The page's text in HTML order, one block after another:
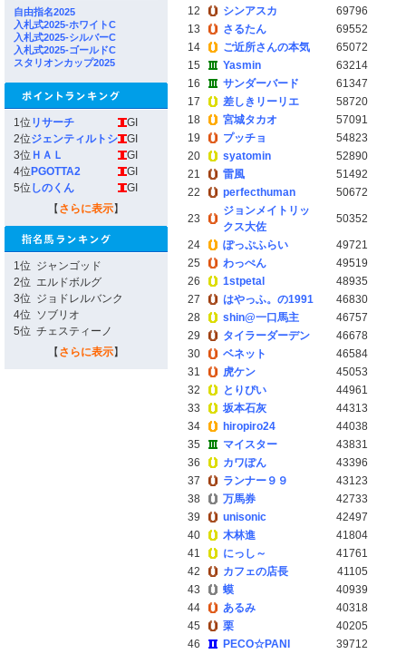
自由指名2025
入札式2025-ホワイトC
入札式2025-シルバーC
入札式2025-ゴールドC
スタリオンカップ2025
1位 リサーチ
GI
2位ジェンティルトシ
GI
3位 ＨＡＬ
GI
4位 PGOTTA2
GI
5位 しのくん
GI
【 さらに表示】
1位 ジャンゴッド
2位 エルドボルグ
3位 ジョドレルバンク
4位 ソブリオ
5位 チェスティーノ
【 さらに表示】
12
シンアスカ
69796
13
さるたん
69552
14
ご近所さんの本気
65072
15
Yasmin
63214
16
サンダーバード
61347
17
差しきリーリエ
58720
18
宮城タカオ
57091
19
プッチョ
54823
20
syatomin
52890
21
雷風
51492
22
perfecthuman 50672
23
ジョンメイトリッ
クス大佐
50352
24 ぽっぷふらい
49721
25
わっぺん
49519
26
1stpetal
48935
27
はやっふ。の1991
46830
28
shin@一口馬主
46757
29
タイラーダーデン
46678
30
ベネット
46584
31
虎ケン
45053
32
とりぴい
44961
33
坂本石灰
44313
34
hiropiro24
44038
35
マイスター
43831
36
カワぽん
43396
37
ランナー９９
43123
38
万馬券
42733
39
unisonic
42497
40
木林進
41804
41
にっし～
41761
42
カフェの店長
41105
43
蟆
40939
44
あるみ
40318
45
栗
40205
46
PECO☆PANI
39712